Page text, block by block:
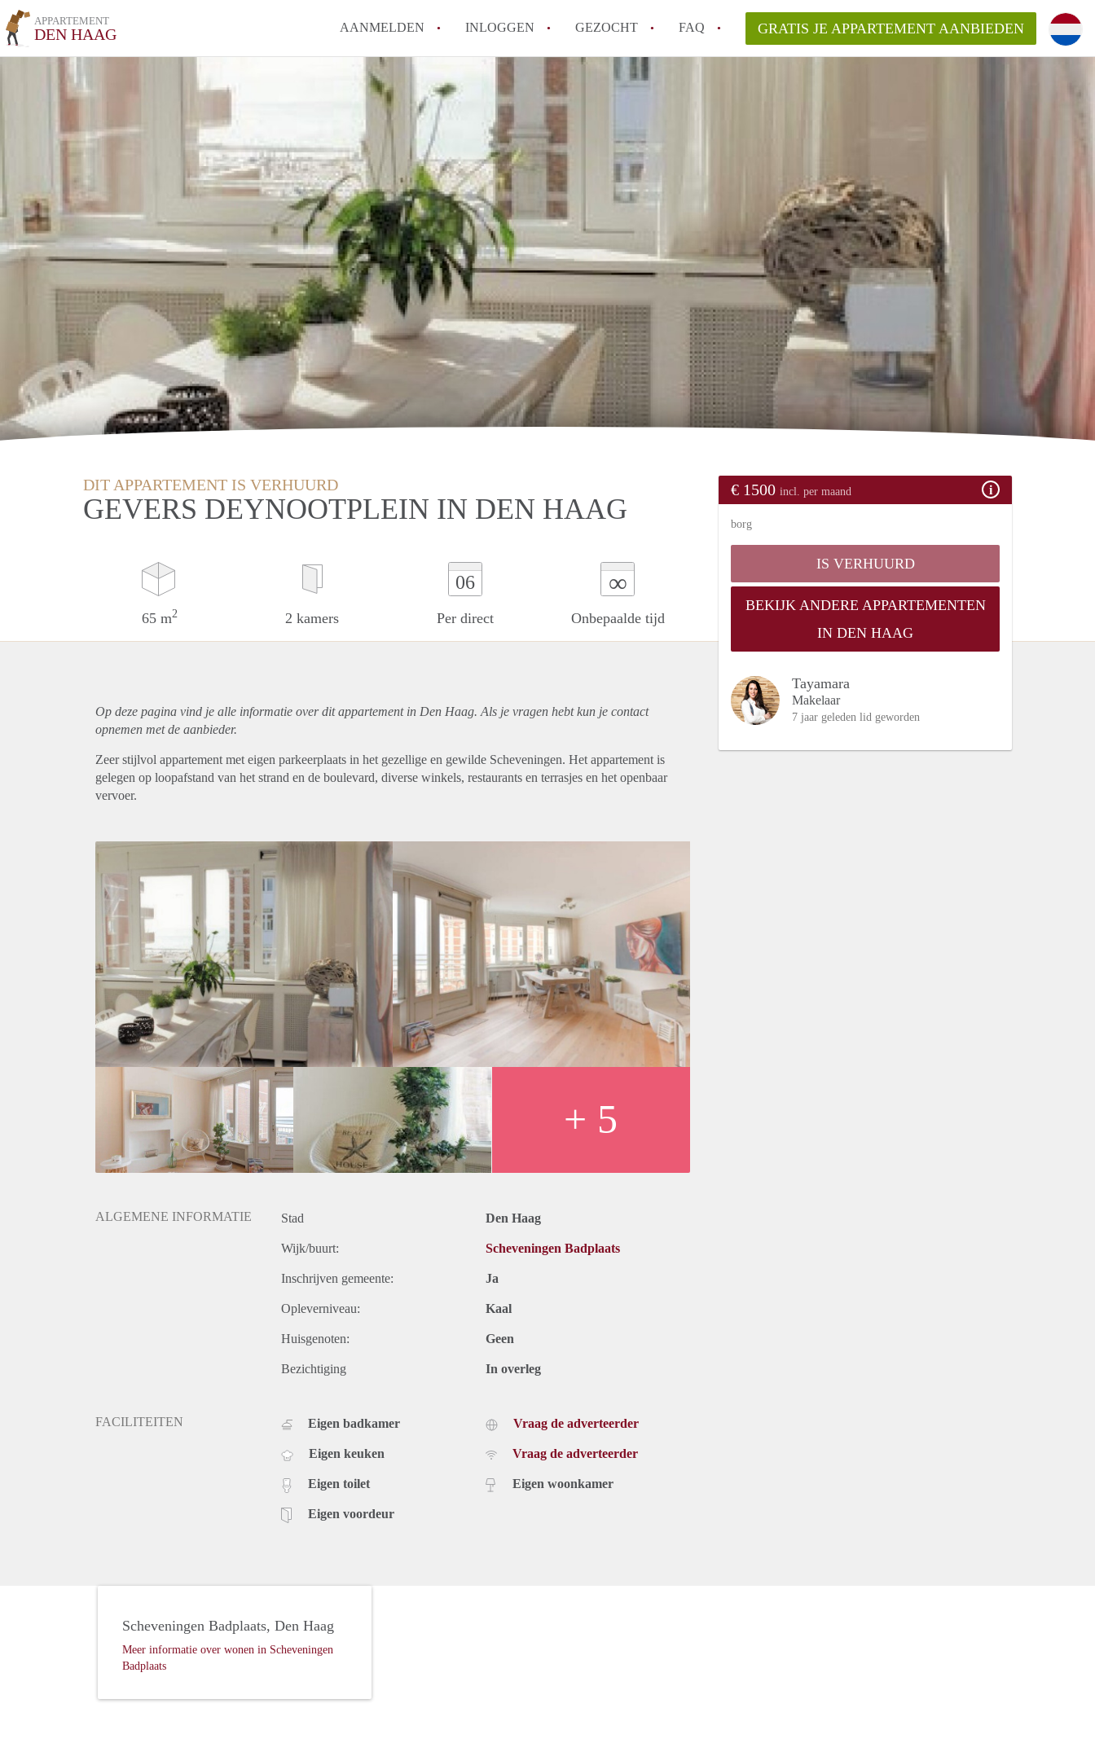
APPARTEMENT
DEN HAAG AANMELDEN INLOGGEN GEZOCHT FAQ
How to translate AppartementDenHaag!
Wat is Appartement-DenHaag?
Hoeveel kost het om te reageren op een Appartement in Den Haag?
Wat is de privacyverklaring van Appartement-DenHaag?
Berekent Appartement-DenHaag
makelaarsvergoeding/bemiddelingsvergoeding?
Alle veelgestelde vragen
GRATIS JE APPARTEMENT AANBIEDEN
DIT APPARTEMENT IS VERHUURD
GEVERS DEYNOOTPLEIN IN DEN HAAG
65 m2 2 kamers
06
Per direct
∞
Onbepaalde tijd
€ 1500 incl. per maand
borg
IS VERHUURD
BEKIJK ANDERE APPARTEMENTEN
IN DEN HAAG
Tayamara
Makelaar
7 jaar geleden lid geworden
Op deze pagina vind je alle informatie over ditappartementin Den Haag. Als je vragen hebt kun je contact
opnemen met de aanbieder.
Zeer stijlvol appartement met eigen parkeerplaats in het gezellige en gewilde Scheveningen. Het appartement is
gelegen op loopafstand van het strand en de boulevard, diverse winkels, restaurants en terrasjes en het openbaar
vervoer.
+ 5
ALGEMENE INFORMATIE Stad Den Haag
Wijk/buurt: Scheveningen Badplaats
Inschrijven gemeente: Ja
Opleverniveau: Kaal
Huisgenoten: Geen
Bezichtiging In overleg
FACILITEITEN Eigen badkamer
Eigen keuken
Eigen toilet
Eigen voordeur
Vraag de adverteerder
Vraag de adverteerder
Eigen woonkamer
Scheveningen Badplaats, Den Haag
Meer informatie over wonen in Scheveningen
Badplaats